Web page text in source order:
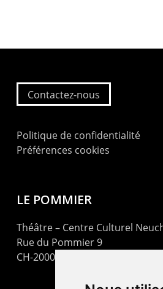
Contactez-nous
Politique de confidentialité
Préférences cookies
LE POMMIER
Théâtre – Centre Culturel
Rue du Pommier 9
CH-2000 Neuchâtel